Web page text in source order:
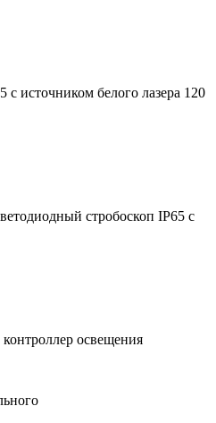
источником белого лазера 120
стробоскоп IP65 с
освещения